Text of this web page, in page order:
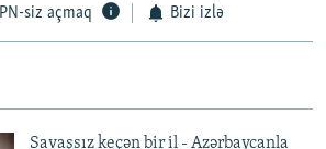
siz açmaq Bizi izlə
Savaşsız keçən bir il - Azərbaycanla